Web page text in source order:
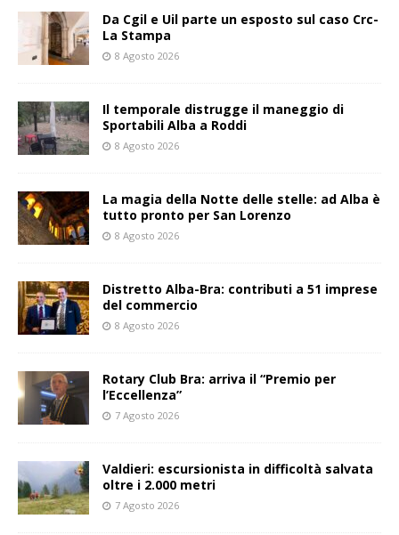
Da Cgil e Uil parte un esposto sul caso Crc-
La Stampa
8 Agosto 2026
Il temporale distrugge il maneggio di
Sportabili Alba a Roddi
8 Agosto 2026
La magia della Notte delle stelle: ad Alba è
tutto pronto per San Lorenzo
8 Agosto 2026
Distretto Alba-Bra: contributi a 51 imprese
del commercio
8 Agosto 2026
Rotary Club Bra: arriva il “Premio per
l’Eccellenza”
7 Agosto 2026
Valdieri: escursionista in difficoltà salvata
oltre i 2.000 metri
7 Agosto 2026